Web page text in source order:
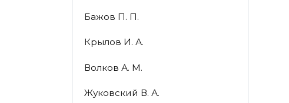
Бажов П. П.
Крылов И. А.
Волков А. М.
Жуковский В. А.